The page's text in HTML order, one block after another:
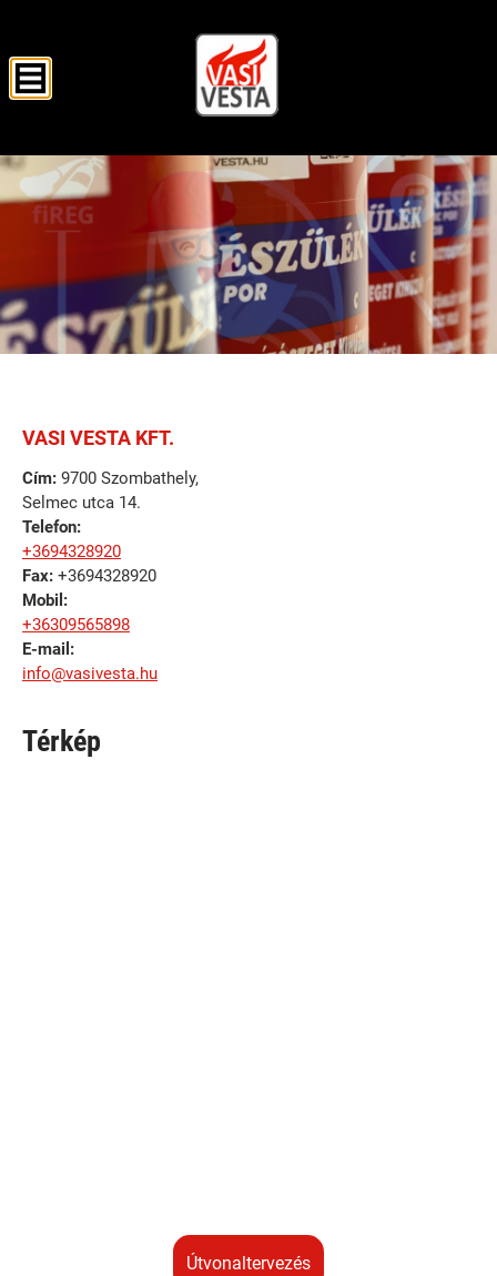
VASI VESTA KFT.
Cím: 9700 Szombathely,
Selmec utca 14.
Telefon:
+3694328920
Fax: +3694328920
Mobil:
+36309565898
E-mail:
info@vasivesta.hu
Térkép
útvonaltervezés